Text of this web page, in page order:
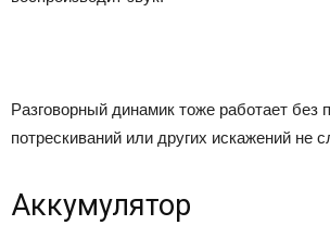
Разговорный динамик тоже работает без
потрескиваний или других искажений не
Аккумулятор